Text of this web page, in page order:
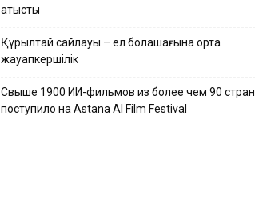
қатысты
Құрылтай сайлауы – ел болашағына ортақ
жауапкершілік
Свыше 1900 ИИ-фильмов из более чем 90 стран
поступило на Astana AI Film Festival